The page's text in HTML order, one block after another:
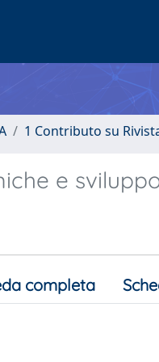
1 Contributo su
e
completa